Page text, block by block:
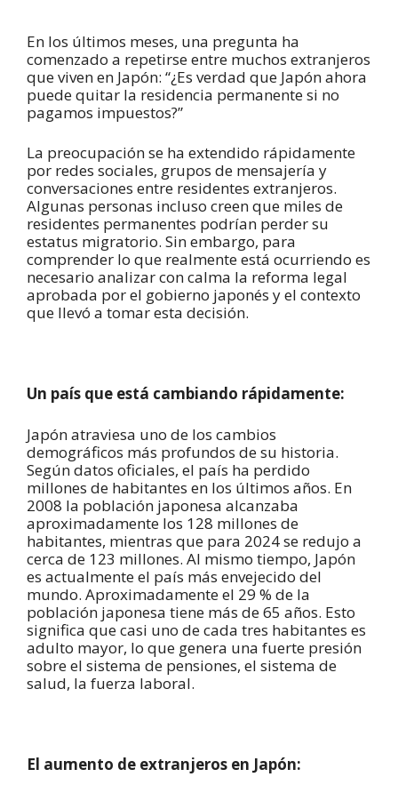
En los últimos meses, una pregunta ha
comenzado a repetirse entre muchos extranjeros
que viven en Japón: “¿Es verdad que Japón ahora
puede quitar la residencia permanente si no
pagamos impuestos?”
La preocupación se ha extendido rápidamente
por redes sociales, grupos de mensajería y
conversaciones entre residentes extranjeros.
Algunas personas incluso creen que miles de
residentes permanentes podrían perder su
estatus migratorio. Sin embargo, para
comprender lo que realmente está ocurriendo es
necesario analizar con calma la reforma legal
aprobada por el gobierno japonés y el contexto
que llevó a tomar esta decisión.
Un país que está cambiando rápidamente:
Japón atraviesa uno de los cambios
demográficos más profundos de su historia.
Según datos oficiales, el país ha perdido
millones de habitantes en los últimos años. En
2008 la población japonesa alcanzaba
aproximadamente los 128 millones de
habitantes, mientras que para 2024 se redujo a
cerca de 123 millones. Al mismo tiempo, Japón
es actualmente el país más envejecido del
mundo. Aproximadamente el 29 % de la
población japonesa tiene más de 65 años. Esto
significa que casi uno de cada tres habitantes es
adulto mayor, lo que genera una fuerte presión
sobre el sistema de pensiones, el sistema de
salud, la fuerza laboral.
El aumento de extranjeros en Japón: